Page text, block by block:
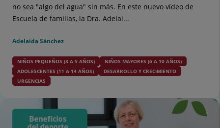
no sea "algo del agua" sin más. En este nuevo vídeo de
Escuela de familias, la Dra. Adelai...
Adelaida Sánchez
NIÑOS PEQUEÑOS (3 A 5 AÑOS)
NIÑOS MAYORES (6 A 10 AÑOS)
ADOLESCENTES (11 A 14 AÑOS)
DESARROLLO Y CRECIMIENTO
URGENCIAS